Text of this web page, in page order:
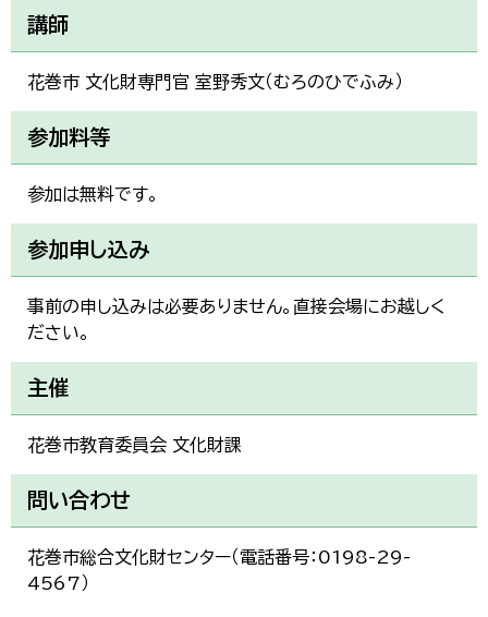
講師
花巻市 文化財専門官 室野秀文（むろのひでふみ）
参加料等
参加は無料です。
参加申し込み
事前の申し込みは必要ありません。直接会場にお越しく
ださい。
主催
花巻市教育委員会 文化財課
問い合わせ
花巻市総合文化財センター（電話番号：0198-29-
4567）